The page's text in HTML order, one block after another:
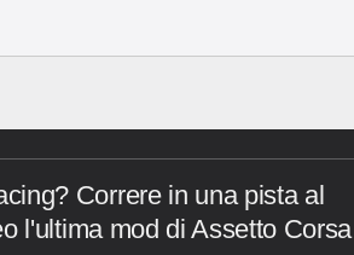
Correre in una pista al
l'ultima mod di Assetto Corsa